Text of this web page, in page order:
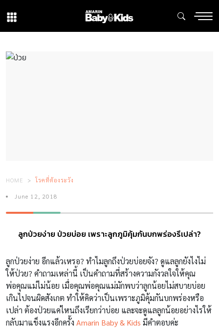
HOME โรคที่ต้องระวัง
June 12, 2018
ลูกป่วยง่าย ป่วยบ่อย เพราะลูกภูมิคุ้มกันบกพร่องรึเปล่า?
ลูกป่วยง่าย อีกแล้วเหรอ? ทำไมลูกถึงป่วยบ่อยจัง? ดูแลลูกยังไงไม่
ให้ป่วย? คำถามเหล่านี้ เป็นคำถามที่สร้างความกังวลใจให้คุณ
พ่อคุณแม่ไม่น้อย เมื่อคุณพ่อคุณแม่มักพบว่าลูกน้อยไม่สบายบ่อย
เกินไปจนผิดสังเกต ทำให้คิดว่าเป็นเพราะภูมิคุ้มกันบกพร่องหรือ
เปล่า ต้องป่วยแค่ไหนถึงเรียกว่าบ่อย และจะดูแลลูกน้อยอย่างไรให้
กลับมาแข็งแรงอีกครั้ง Amarin Baby & Kids มีคำตอบค่ะ